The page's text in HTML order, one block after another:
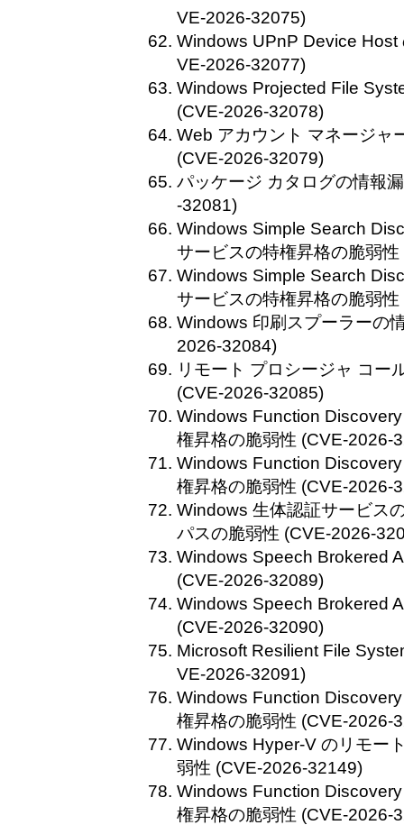
VE-2026-32075)
Windows UPnP Device Host
VE-2026-32077)
Windows Projected File
(CVE-2026-32078)
Web アカウント マネージャ
(CVE-2026-32079)
パッケージ カタログの情報
-32081)
Windows Simple Search
サービスの特権昇格の脆弱
Windows Simple Search
サービスの特権昇格の脆弱
Windows 印刷スプーラーの
2026-32084)
リモート プロシージャ コー
(CVE-2026-32085)
Windows Function
権昇格の脆弱性 (CVE-2026-
Windows Function
権昇格の脆弱性 (CVE-2026-
Windows 生体認証サービス
パスの脆弱性 (CVE-2026-
Windows Speech Brokered
(CVE-2026-32089)
Windows Speech Brokered
(CVE-2026-32090)
Microsoft Resilient File
VE-2026-32091)
Windows Function
権昇格の脆弱性 (CVE-2026-
Windows Hyper-V のリモー
弱性 (CVE-2026-32149)
Windows Function
権昇格の脆弱性 (CVE-2026-